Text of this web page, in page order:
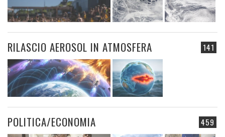
141
RILASCIO AEROSOL IN ATMOSFERA
459
POLITICA/ECONOMIA